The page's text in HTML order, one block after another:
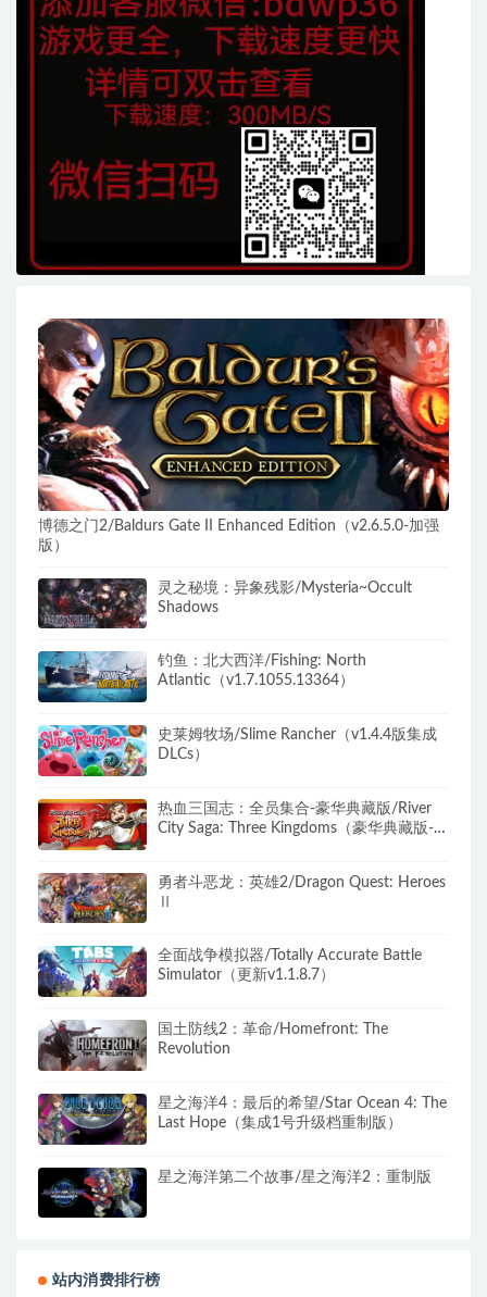
博德之门2/Baldurs Gate II Enhanced Edition（v2.6.5.0-加强
版）
灵之秘境：异象残影/Mysteria~Occult
Shadows
钓鱼：北大西洋/Fishing: North
Atlantic（v1.7.1055.13364）
史莱姆牧场/Slime Rancher（v1.4.4版集成
DLCs）
热血三国志：全员集合-豪华典藏版/River
City Saga: Three Kingdoms（豪华典藏版-
勇者斗恶龙：英雄2/Dragon Quest: Heroes
全面战争模拟器/Totally Accurate Battle
Simulator（更新v1.1.8.7）
国土防线2：革命/Homefront: The
Revolution
星之海洋4：最后的希望/Star Ocean 4: The
Last Hope（集成1号升级档重制版）
星之海洋第二个故事/星之海洋2：重制版
站内消费排行榜